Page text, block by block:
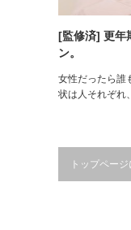
[監修済] 更年
ン。
女性だったら誰
状は人それぞれ
トップページ